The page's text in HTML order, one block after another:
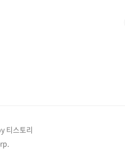
뽑아 사용하실 수도 있습니다. 카카오톡
티스토리